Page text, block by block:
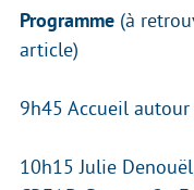
Programme (à
article)
9h45 Accueil autour
10h15 Julie